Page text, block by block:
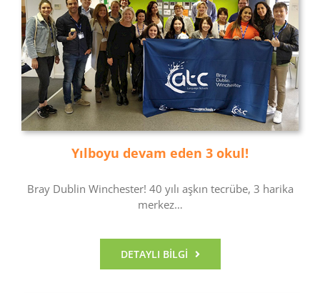
Yılboyu devam eden 3 okul!
Bray Dublin Winchester! 40 yılı aşkın tecrübe, 3 harika
merkez…
DETAYLI BILGI